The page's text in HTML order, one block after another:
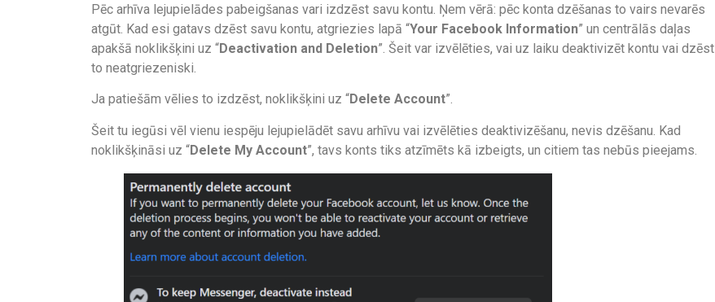
Pēc arhīva lejupielādes pabeigšanas vari izdzēst savu kontu. Ņem vērā: pēc konta dzēšanas to vairs nevarēs
atgūt. Kad esi gatavs dzēst savu kontu, atgriezies lapā “Your Facebook Information” un centrālās daļas
apakšā noklikšķini uz “Deactivation and Deletion”. Šeit var izvēlēties, vai uz laiku deaktivizēt kontu vai dzēst
to neatgriezeniski.
Ja patiešām vēlies to izdzēst, noklikšķini uz “Delete Account”.
Šeit tu iegūsi vēl vienu iespēju lejupielādēt savu arhīvu vai izvēlēties deaktivizēšanu, nevis dzēšanu. Kad
noklikšķināsi uz “Delete My Account”, tavs konts tiks atzīmēts kā izbeigts, un citiem tas nebūs pieejams.